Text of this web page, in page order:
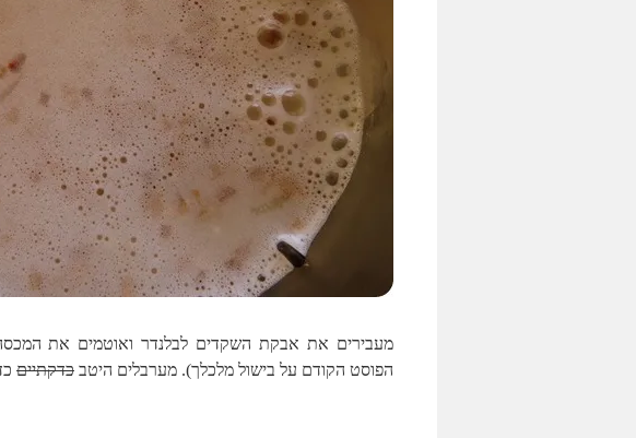
מעבירים את אבקת השקדים לבלנדר ואוטמים את
הפוסט הקודם על בישול מלכלך). מערבלים היטב כדקתיים